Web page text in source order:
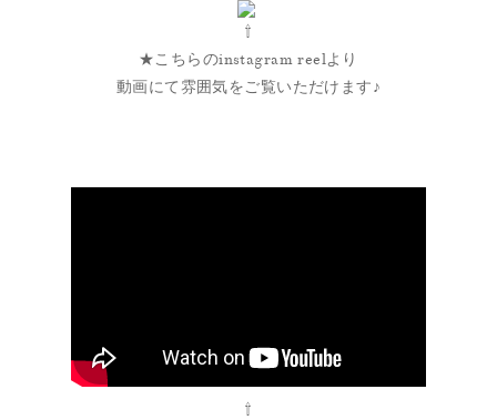
⇧
★こちらのinstagram reelより
動画にて雰囲気をご覧いただけます♪
⇧